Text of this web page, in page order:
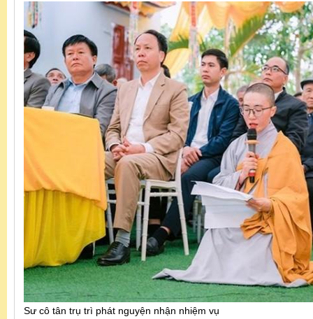
Sư cô tân trụ trì phát nguyện nhận nhiệm vụ